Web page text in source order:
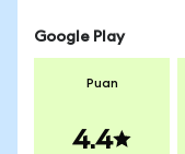
Google Play
Puan
4.4